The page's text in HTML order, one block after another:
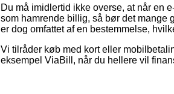
Du må imidlertid ikke overse, at når en
som hamrende billig, så bør det mange
er dog omfattet af en bestemmelse,
Vi tilråder køb med kort eller
eksempel ViaBill, når du hellere vil